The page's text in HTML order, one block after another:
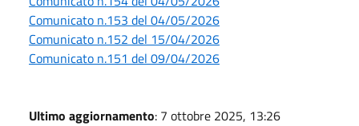
Comunicato n.153 del 04/05/2026
Comunicato n.152 del 15/04/2026
Comunicato n.151 del 09/04/2026
Ultimo aggiornamento: 7 ottobre 2025, 13:26